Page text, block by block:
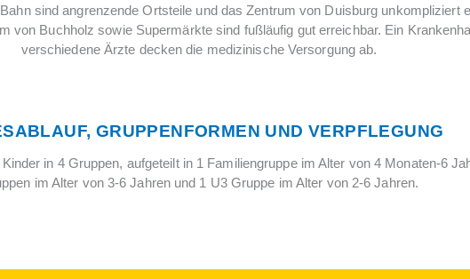
sind angrenzende Ortsteile und das Zentrum von Duisburg unkompliziert
von Buchholz sowie Supermärkte sind fußläufig gut erreichbar. Ein
verschiedene Ärzte decken die medizinische Versorgung ab.
GRUPPENFORMEN UND VERPFLEGUNG
in 4 Gruppen, aufgeteilt in 1 Familiengruppe im Alter von 4 Monaten-6
im Alter von 3-6 Jahren und 1 U3 Gruppe im Alter von 2-6 Jahren.